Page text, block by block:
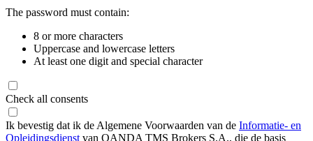
The password must contain:
8 or more characters
Uppercase and lowercase letters
At least one digit and special character
Check all consents
Ik bevestig dat ik de Algemene Voorwaarden van de Informatie- en
Opleidingsdienst van OANDA TMS Brokers S.A., die de basis